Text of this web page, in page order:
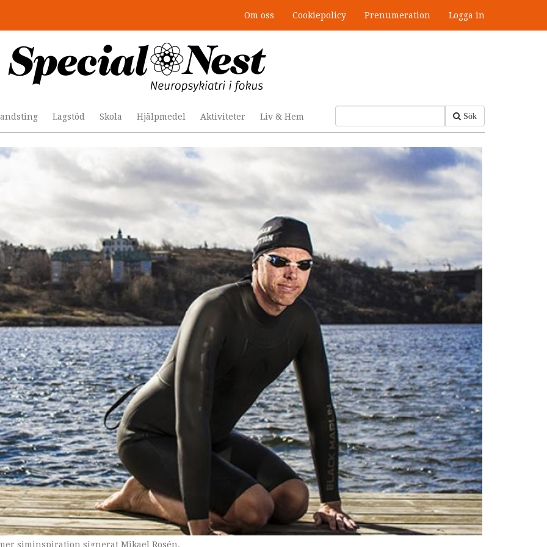
Om oss Cookiepolicy Prenumeration Logga in
Sök
Lagstöd Skola Hjälpmedel Aktiviteter Liv & Hem
siminspiration signerat Mikael Rosén.
i öppet vatten-simning.
togs stödet bort”